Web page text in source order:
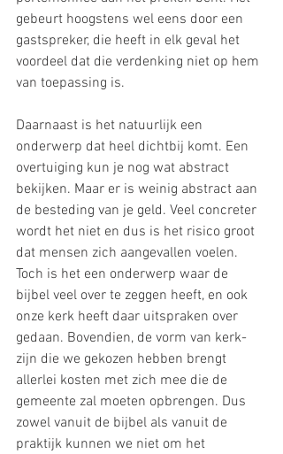
gebeurt hoogstens wel eens door een
gastspreker, die heeft in elk geval het
voordeel dat die verdenking niet op hem
van toepassing is.
Daarnaast is het natuurlijk een
onderwerp dat heel dichtbij komt. Een
overtuiging kun je nog wat abstract
bekijken. Maar er is weinig abstract aan
de besteding van je geld. Veel concreter
wordt het niet en dus is het risico groot
dat mensen zich aangevallen voelen.
Toch is het een onderwerp waar de
bijbel veel over te zeggen heeft, en ook
onze kerk heeft daar uitspraken over
gedaan. Bovendien, de vorm van kerk-
zijn die we gekozen hebben brengt
allerlei kosten met zich mee die de
gemeente zal moeten opbrengen. Dus
zowel vanuit de bijbel als vanuit de
praktijk kunnen we niet om het